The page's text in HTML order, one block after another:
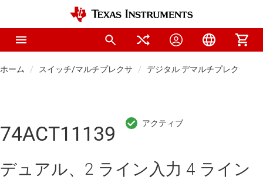
ホーム スイッチ/マルチプレクサ デジタル デマルチプレクサ /
74ACT11139
デュアル、2 ライン入力 4 ライン